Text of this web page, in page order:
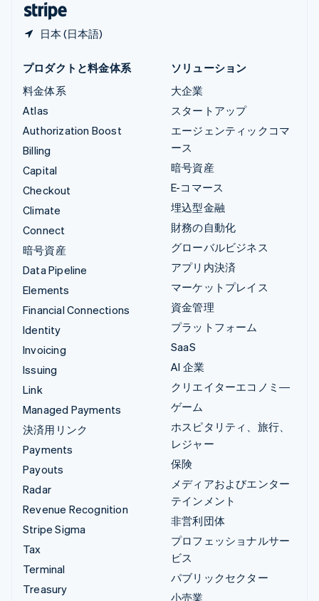
日本 (日本語)
プロダクトと料金体系
料金体系
Atlas
Authorization Boost
Billing
Capital
Checkout
Climate
Connect
暗号資産
Data Pipeline
Elements
Financial Connections
Identity
Invoicing
Issuing
Link
Managed Payments
決済用リンク
Payments
Payouts
Radar
Revenue Recognition
Stripe Sigma
Tax
Terminal
Treasury
ソリューション
大企業
スタートアップ
エージェンティックコマ
ース
暗号資産
E-コマース
埋込型金融
財務の自動化
グローバルビジネス
アプリ内決済
マーケットプレイス
資金管理
プラットフォーム
SaaS
AI 企業
クリエイターエコノミ―
ゲーム
ホスピタリティ、旅行、
レジャー
保険
メディアおよびエンター
テインメント
非営利団体
プロフェッショナルサー
ビス
パブリックセクター
小売業